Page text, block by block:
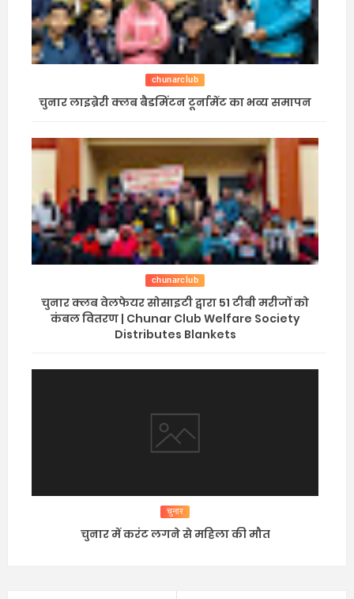
chunarclub
चुनार लाइब्रेरी क्लब बैडमिंटन टूर्नामेंट का भव्य समापन
chunarclub
चुनार क्लब वेलफेयर सोसाइटी द्वारा 51 टीबी मरीजों को
कंबल वितरण | Chunar Club Welfare Society
Distributes Blankets
चुनार
चुनार में करंट लगने से महिला की मौत